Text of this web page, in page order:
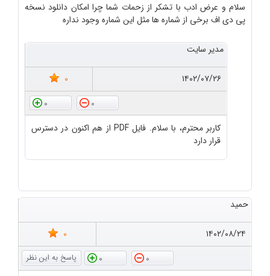
سلام و عرض ادب با تشکر از زحمات شما چرا امکان دانلود نسخه
پی دی اف برخی از شماره ها مثل این شماره وجود نداره
مدیر سایت
۱۴۰۲/۰۷/۲۶
0
0
0
کاربر محترم، با سلام. فایل PDF از هم اکنون در دسترس
قرار دارد
حمید
۱۴۰۲/۰۸/۲۴
0
0
0